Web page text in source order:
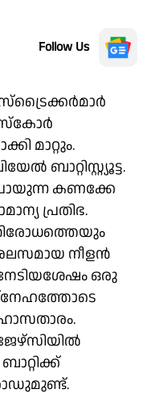
Follow Us
സ്കോര്‍
മാറ്റും.
ബാറ്റിസ്റ്റ്യൂട്ട.
കണക്കേ
പ്രതിഭ.
നീളന്‍
ഒരു